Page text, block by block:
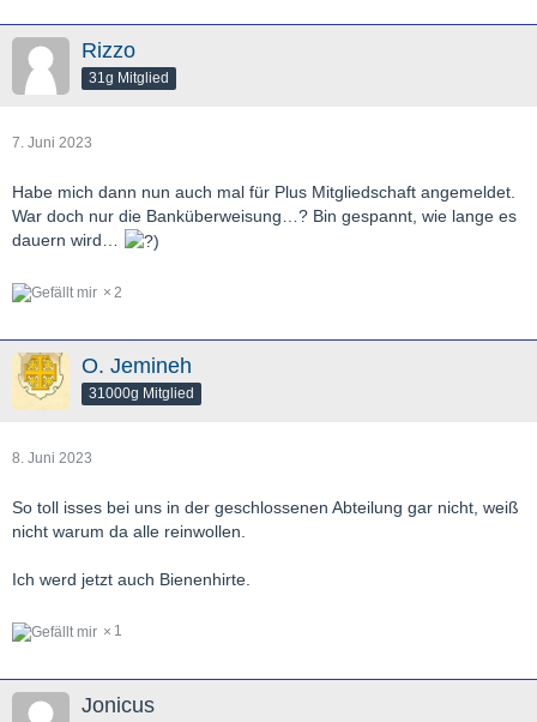
Rizzo
31g Mitglied
7. Juni 2023
Habe mich dann nun auch mal für Plus Mitgliedschaft angemeldet.
War doch nur die Banküberweisung…? Bin gespannt, wie lange es
dauern wird…
2
O. Jemineh
31000g Mitglied
8. Juni 2023
So toll isses bei uns in der geschlossenen Abteilung gar nicht, weiß
nicht warum da alle reinwollen.
Ich werd jetzt auch Bienenhirte.
1
Jonicus